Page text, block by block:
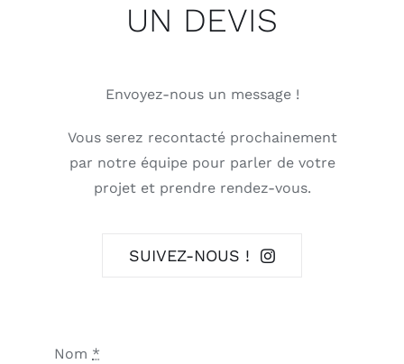
UN DEVIS
Envoyez-nous un message !
Vous serez recontacté prochainement
par notre équipe pour parler de votre
projet et prendre rendez-vous.
SUIVEZ-NOUS !
Nom *